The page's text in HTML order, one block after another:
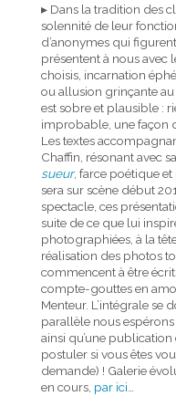
▸ Dans la tradition des
solennité de leur
d’anonymes qui
présentent à nous avec
choisis, incarnation
ou allusion grinçante
est sobre et plausible :
improbable, une façon
Les textes
Chaffin, résonant avec
sueur, farce poétique
sera sur scène début
spectacle, ces
suite de ce que lui
photographiées, à la
réalisation des photos
commencent à être
compte-gouttes en
Menteur. L’intégrale se
parallèle nous
ainsi qu’une
postuler si vous êtes
demande) ! Galerie
en cours, par ici